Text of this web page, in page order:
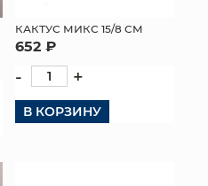
КАКТУС МИКС 15/8 СМ
652 ₽
- +
В КОРЗИНУ